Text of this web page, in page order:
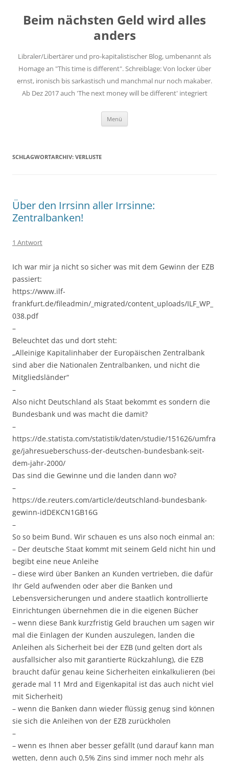
springen
Beim nächsten Geld wird alles
anders
Libraler/Libertärer und pro-kapitalistischer Blog, umbenannt als
Homage an "This time is different". Schreiblage: Von locker über
ernst, ironisch bis sarkastisch und manchmal nur noch makaber.
Ab Dez 2017 auch 'The next money will be different' integriert
Menü
SCHLAGWORTARCHIV: VERLUSTE
Über den Irrsinn aller Irrsinne:
Zentralbanken!
1 Antwort
Ich war mir ja nicht so sicher was mit dem Gewinn der EZB
passiert:
https://www.ilf-
frankfurt.de/fileadmin/_migrated/content_uploads/ILF_WP_
038.pdf
–
Beleuchtet das und dort steht:
„Alleinige Kapitalinhaber der Europäischen Zentralbank
sind aber die Nationalen Zentralbanken, und nicht die
Mitgliedsländer“
–
Also nicht Deutschland als Staat bekommt es sondern die
Bundesbank und was macht die damit?
–
https://de.statista.com/statistik/daten/studie/151626/umfra
ge/jahresueberschuss-der-deutschen-bundesbank-seit-
dem-jahr-2000/
Das sind die Gewinne und die landen dann wo?
–
https://de.reuters.com/article/deutschland-bundesbank-
gewinn-idDEKCN1GB16G
–
So so beim Bund. Wir schauen es uns also noch einmal an:
– Der deutsche Staat kommt mit seinem Geld nicht hin und
begibt eine neue Anleihe
– diese wird über Banken an Kunden vertrieben, die dafür
Ihr Geld aufwenden oder aber die Banken und
Lebensversicherungen und andere staatlich kontrollierte
Einrichtungen übernehmen die in die eigenen Bücher
– wenn diese Bank kurzfristig Geld brauchen um sagen wir
mal die Einlagen der Kunden auszulegen, landen die
Anleihen als Sicherheit bei der EZB (und gelten dort als
ausfallsicher also mit garantierte Rückzahlung), die EZB
braucht dafür genau keine Sicherheiten einkalkulieren (bei
gerade mal 11 Mrd and Eigenkapital ist das auch nicht viel
mit Sicherheit)
– wenn die Banken dann wieder flüssig genug sind können
sie sich die Anleihen von der EZB zurückholen
–
– wenn es Ihnen aber besser gefällt (und darauf kann man
wetten, denn auch 0,5% Zins sind immer noch mehr als